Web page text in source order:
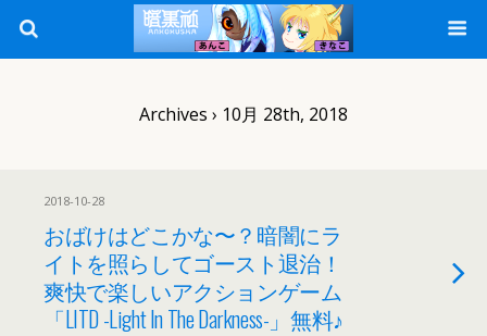
Archives › 10月 28th, 2018
2018-10-28
おばけはどこかな〜？暗闇にラ
イトを照らしてゴースト退治！
爽快で楽しいアクションゲーム
「LITD -Light In The Darkness-」無料♪